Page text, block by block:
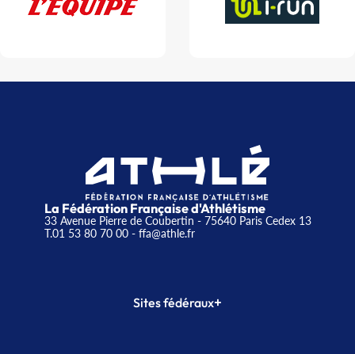
La Fédération Française d'Athlétisme
33 Avenue Pierre de Coubertin - 75640 Paris Cedex 13
T.01 53 80 70 00- ffa@athle.fr
Sites fédéraux+